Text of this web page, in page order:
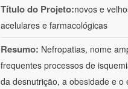
Título do Projeto:novos e
acelulares e farmacológicas
Resumo: Nefropatias, nome
frequentes processos de
da desnutrição, a obesidade e